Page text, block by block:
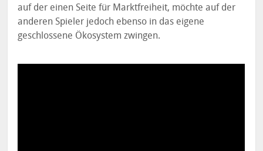
auf der einen Seite für Marktfreiheit, möchte auf der
anderen Spieler jedoch ebenso in das eigene
geschlossene Ökosystem zwingen.